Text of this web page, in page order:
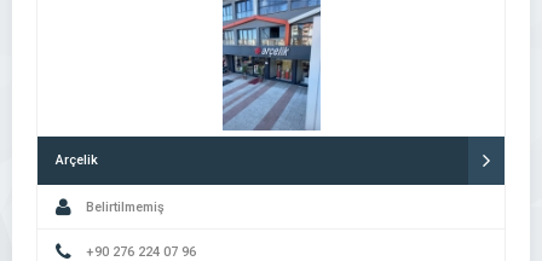
Arçelik
Belirtilmemiş
+90 276 224 07 96